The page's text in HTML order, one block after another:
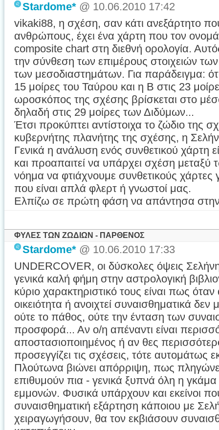
Stardome* @ 10.06.2010 17:42
vikaki88, η σχέση, σαν κάτι ανεξάρτητο
ανθρώπους, έχει ένα χάρτη που τον
composite chart στη διεθνή ορολογία.
την σύνθεση των επιμέρους στοιχειών
των μεσοδιαστημάτων. Για παράδειγμα:
15 μοίρες του Ταύρου και η Β στις 23
ωροσκόπος της σχέσης βρίσκεται στο
δηλαδή στις 29 μοίρες των Διδύμων...
Έτσι προκύπτει αντίστοιχα το ζώδιο της
κυβερνήτης πλανήτης της σχέσης, η
Γενικά η ανάλυση ενός συνθετικού χάρτη
και προαπαιτεί να υπάρχει σχέση
νόημα να φτιάχνουμε συνθετικούς
που είναι απλά φλερτ ή γνωστοί μας.
Ελπίζω σε πρώτη φάση να απάντησα
ΦΥΛΕΣ ΤΩΝ ΖΩΔΙΩΝ - ΠΑΡΘΕΝΟΣ
Stardome* @ 10.06.2010 17:33
UNDERCOVER, οι δύσκολες όψεις
γενικά καλή φήμη στην αστρολογική
κύριο χαρακτηριστικό τους είναι πως όταν
οικειότητα ή ανοιχτεί συναισθηματικά
ούτε το πάθος, ούτε την ένταση των
προσφορά... Αν ο/η απέναντι είναι
αποστασιοποιημένος ή αν θες
προσεγγίζει τις σχέσεις, τότε αυτομάτως
Πλούτωνα βιώνει απόρριψη, πως
επιθυμούν πια - γενικά ξυπνά όλη η
εμμονών. Φυσικά υπάρχουν και εκείνοι
συναισθηματική εξάρτηση κάποιου με
χειραγωγήσουν, θα τον εκβιάσουν